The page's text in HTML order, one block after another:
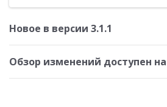
Новое в версии 3.1.1
Обзор изменений доступен на